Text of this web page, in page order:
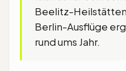
Beelitz-
Berlin-Ausflüge
rund ums Jahr.